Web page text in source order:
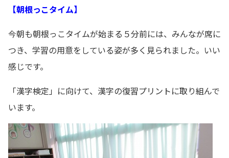
【朝根っこタイム】
今朝も朝根っこタイムが始まる５分前には、みんなが席に
つき、学習の用意をしている姿が多く見られました。いい
感じです。
「漢字検定」に向けて、漢字の復習プリントに取り組んで
います。